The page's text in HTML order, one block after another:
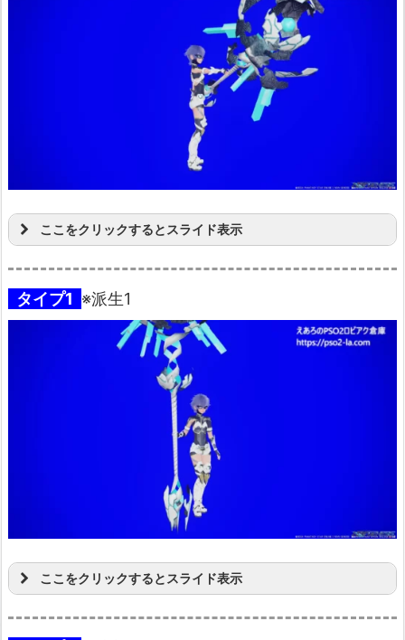
ここをクリックするとスライド表示
タイプ1 ※派生1
ここをクリックするとスライド表示